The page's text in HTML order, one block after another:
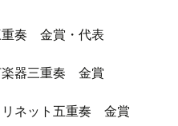
奏 金賞・代表
器三重奏 金賞
ネット五重奏 金賞